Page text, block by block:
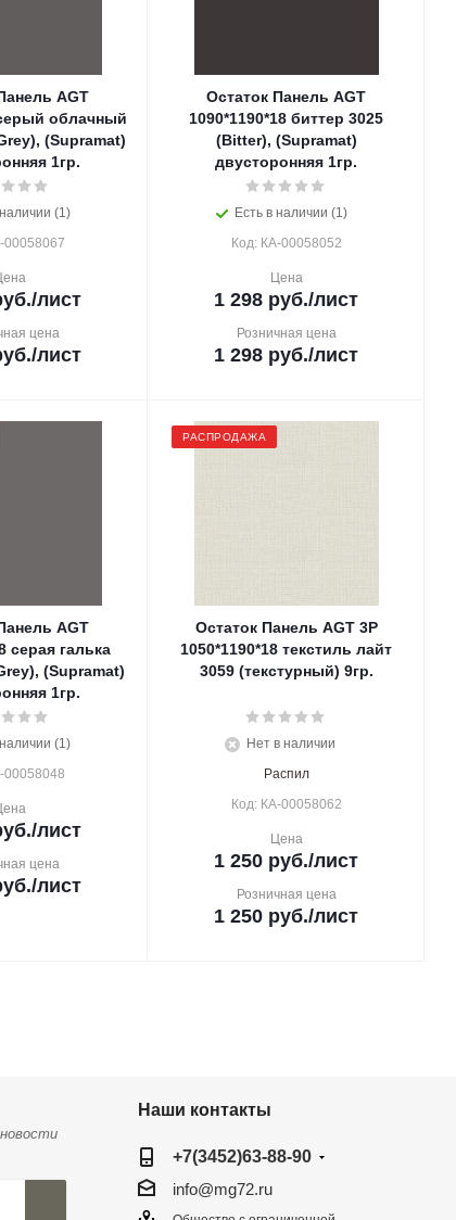
AGT
облачный
(Supramat)
1гр.
(1)
00058067
/лист
цена
/лист
Остаток Панель AGT
1090*1190*18 биттер 3025
(Bitter), (Supramat)
двусторонняя 1гр.
Есть в наличии (1)
Код: КА-00058052
Цена
1 298 руб./лист
Розничная цена
1 298 руб./лист
AGT
серая галька
(Supramat)
1гр.
(1)
00058048
/лист
цена
/лист
РАСПРОДАЖА
Остаток Панель AGT 3Р
1050*1190*18 текстиль лайт
3059 (текстурный) 9гр.
Нет в наличии
Распил
Код: КА-00058062
Цена
1 250 руб./лист
Розничная цена
1 250 руб./лист
Наши контакты
+7(3452)63-88-90
info@mg72.ru